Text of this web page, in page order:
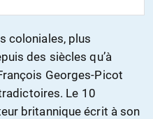
coloniales, plus
des siècles qu’à
Georges-Picot
Le 10
britannique écrit à son